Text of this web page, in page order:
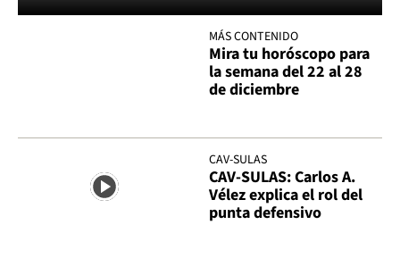
MÁS CONTENIDO
Mira tu horóscopo para
la semana del 22 al 28
de diciembre
CAV-SULAS
CAV-SULAS: Carlos A.
Vélez explica el rol del
punta defensivo